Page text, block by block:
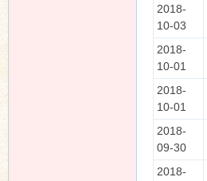
2018-
10-03
2018-
10-01
2018-
10-01
2018-
09-30
2018-